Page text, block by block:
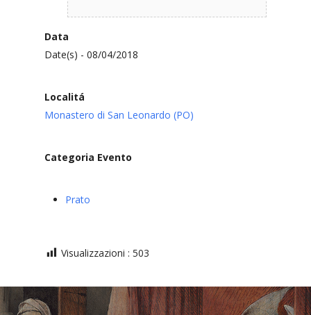
Data
Date(s) - 08/04/2018
Localitá
Monastero di San Leonardo (PO)
Categoria Evento
Prato
Visualizzazioni : 503